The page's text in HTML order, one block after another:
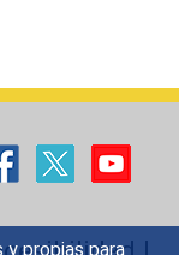
propias para